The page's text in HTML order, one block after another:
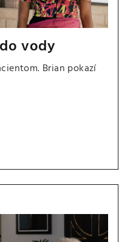
vody
Brian pokazí